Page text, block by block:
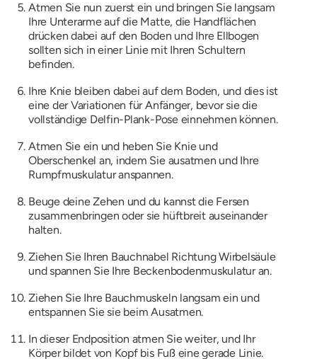
Atmen Sie nun zuerst ein und bringen Sie langsam
Ihre Unterarme auf die Matte, die Handflächen
drücken dabei auf den Boden und Ihre Ellbogen
sollten sich in einer Linie mit Ihren Schultern
befinden.
Ihre Knie bleiben dabei auf dem Boden, und dies ist
eine der Variationen für Anfänger, bevor sie die
vollständige Delfin-Plank-Pose einnehmen können.
Atmen Sie ein und heben Sie Knie und
Oberschenkel an, indem Sie ausatmen und Ihre
Rumpfmuskulatur anspannen.
Beuge deine Zehen und du kannst die Fersen
zusammenbringen oder sie hüftbreit auseinander
halten.
Ziehen Sie Ihren Bauchnabel Richtung Wirbelsäule
und spannen Sie Ihre Beckenbodenmuskulatur an.
Ziehen Sie Ihre Bauchmuskeln langsam ein und
entspannen Sie sie beim Ausatmen.
In dieser Endposition atmen Sie weiter, und Ihr
Körper bildet von Kopf bis Fuß eine gerade Linie.